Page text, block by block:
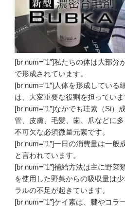
[br num=”1″]私たちの体は大部分
で形成されています。
[br num=”1″]人体を形成している
は、大変重要な役割を担っていま
[br num=”1″]なかでも珪素（Si）
管、皮膚、毛髪、歯、爪などに
不可欠な必須微量元素です。
[br num=”1″]一日の消費量は一般
と言われています。
[br num=”1″]補給方法は主に野菜
を使用した野菜からの吸収量は
ラルの不足が起きています。
[br num=”1″]ケイ素は、腱やコラ